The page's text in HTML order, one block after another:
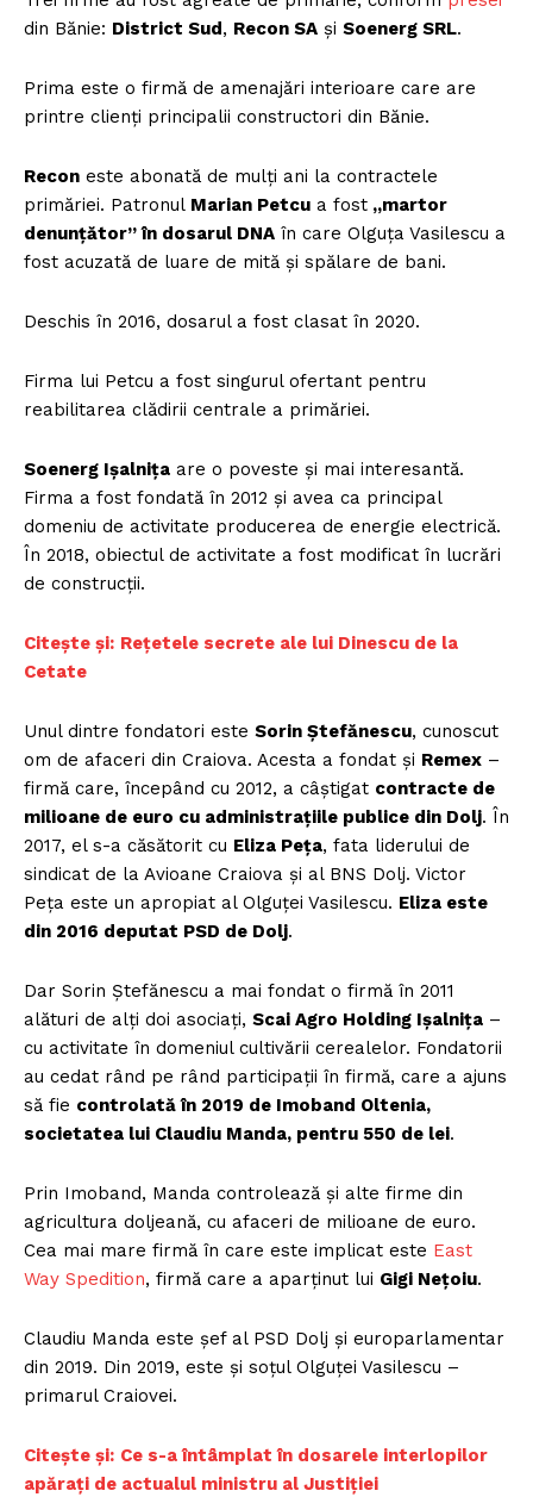
din Bănie: District Sud , Recon SA și Soenerg SRL.
Prima este o firmă de amenajări interioare care are
printre clienți principalii constructori din Bănie.
Recon este abonată de mulți ani la contractele
primăriei. Patronul Marian Petcu a fost „martor
denunțător” în dosarul DNA în care Olguța Vasilescu a
fost acuzată de luare de mită și spălare de bani.
Deschis în 2016, dosarul a fost clasat în 2020.
Firma lui Petcu a fost singurul ofertant pentru
reabilitarea clădirii centrale a primăriei.
Soenerg Ișalnița are o poveste și mai interesantă.
Firma a fost fondată în 2012 și avea ca principal
domeniu de activitate producerea de energie electrică.
În 2018, obiectul de activitate a fost modificat în lucrări
de construcții.
Citește și: Rețetele secrete ale lui Dinescu de la
Cetate
Unul dintre fondatori este Sorin Ștefănescu, cunoscut
om de afaceri din Craiova. Acesta a fondat și Remex –
firmă care, începând cu 2012, a câștigat contracte de
milioane de euro cu administrațiile publice din Dolj. În
2017, el s-a căsătorit cu Eliza Peța, fata liderului de
sindicat de la Avioane Craiova și al BNS Dolj. Victor
Peța este un apropiat al Olguței Vasilescu. Eliza este
din 2016 deputat PSD de Dolj.
Dar Sorin Ștefănescu a mai fondat o firmă în 2011
alături de alți doi asociați, Scai Agro Holding Ișalnița –
cu activitate în domeniul cultivării cerealelor. Fondatorii
au cedat rând pe rând participații în firmă, care a ajuns
să fie controlată în 2019 de Imoband Oltenia,
societatea lui Claudiu Manda, pentru 550 de lei.
Prin Imoband, Manda controlează și alte firme din
agricultura doljeană, cu afaceri de milioane de euro.
Cea mai mare firmă în care este implicat este East
Way Spedition, firmă care a aparținut lui Gigi Nețoiu.
Claudiu Manda este șef al PSD Dolj și europarlamentar
din 2019. Din 2019, este și soțul Olguței Vasilescu –
primarul Craiovei.
Citește și: Ce s-a întâmplat în dosarele interlopilor
apărați de actualul ministru al Justiției